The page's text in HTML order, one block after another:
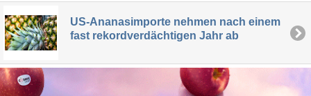
US-Ananasimporte nehmen nach einem
fast rekordverdächtigen Jahr ab